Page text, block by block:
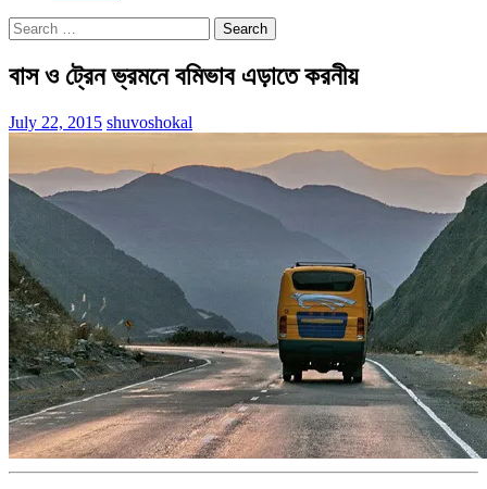
Search
for:
বাস ও ট্রেন ভ্রমনে বমিভাব এড়াতে করনীয়
July 22, 2015 shuvoshokal